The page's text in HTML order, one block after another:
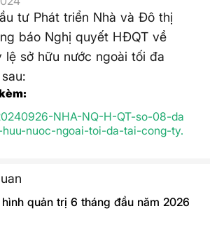
tư Phát triển Nhà và Đô thị
báo Nghị quyết HĐQT về
sở hữu nước ngoài tối đa
NHA-NQ-H-QT-so-08-da
nuoc-ngoai-toi-da-tai-cong-ty.
quản trị 6 tháng đầu năm 2026